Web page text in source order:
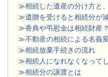
≫相続した遺産の分け方と
≫遺贈を受けると相続分が
≫香典や弔慰金は相続財産？
≫不動産の相続による名義
≫相続放棄手続きの流れ
≫相続人になれなくなって
≫相続分の譲渡とは